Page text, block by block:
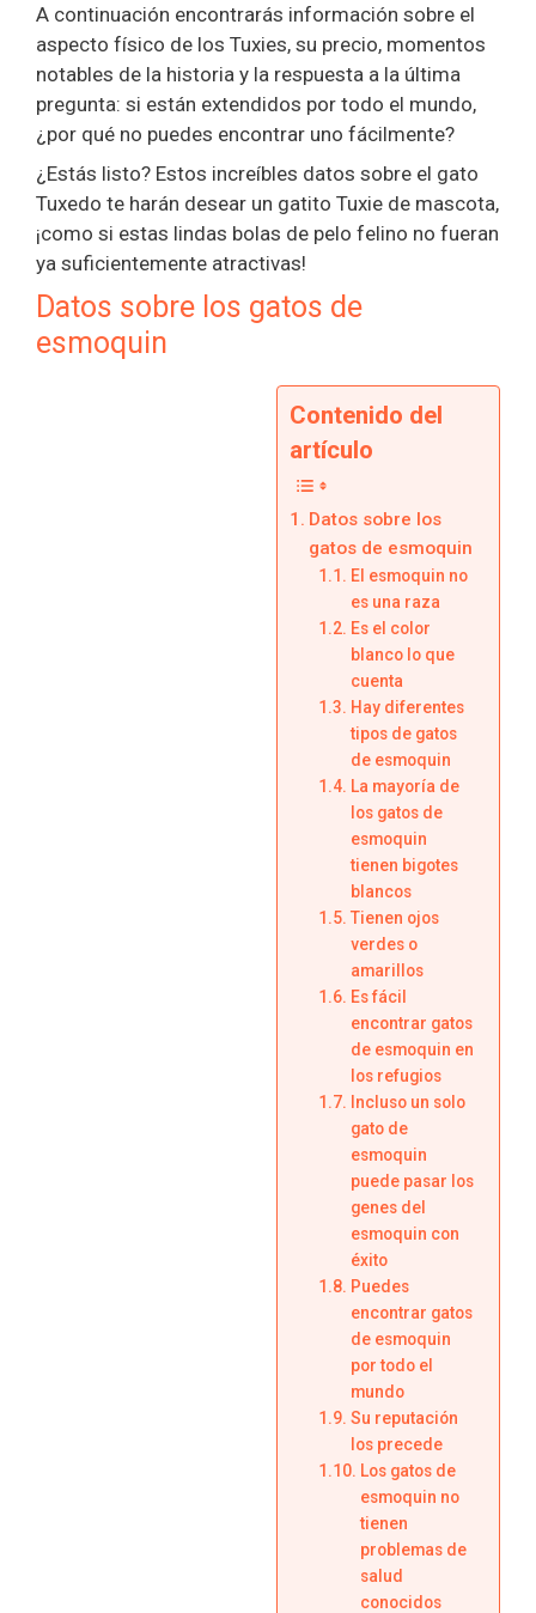
A continuación encontrarás información sobre el
aspecto físico de los Tuxies, su precio, momentos
notables de la historia y la respuesta a la última
pregunta: si están extendidos por todo el mundo,
¿por qué no puedes encontrar uno fácilmente?
¿Estás listo? Estos increíbles datos sobre el gato
Tuxedo te harán desear un gatito Tuxie de mascota,
¡como si estas lindas bolas de pelo felino no fueran
ya suficientemente atractivas!
Datos sobre los gatos de
esmoquin
Contenido del
artículo
Datos sobre los
gatos de esmoquin
El esmoquin no
es una raza
Es el color
blanco lo que
cuenta
Hay diferentes
tipos de gatos
de esmoquin
La mayoría de
los gatos de
esmoquin
tienen bigotes
blancos
Tienen ojos
verdes o
amarillos
Es fácil
encontrar gatos
de esmoquin en
los refugios
Incluso un solo
gato de
esmoquin
puede pasar los
genes del
esmoquin con
éxito
Puedes
encontrar gatos
de esmoquin
por todo el
mundo
Su reputación
los precede
Los gatos de
esmoquin no
tienen
problemas de
salud
conocidos